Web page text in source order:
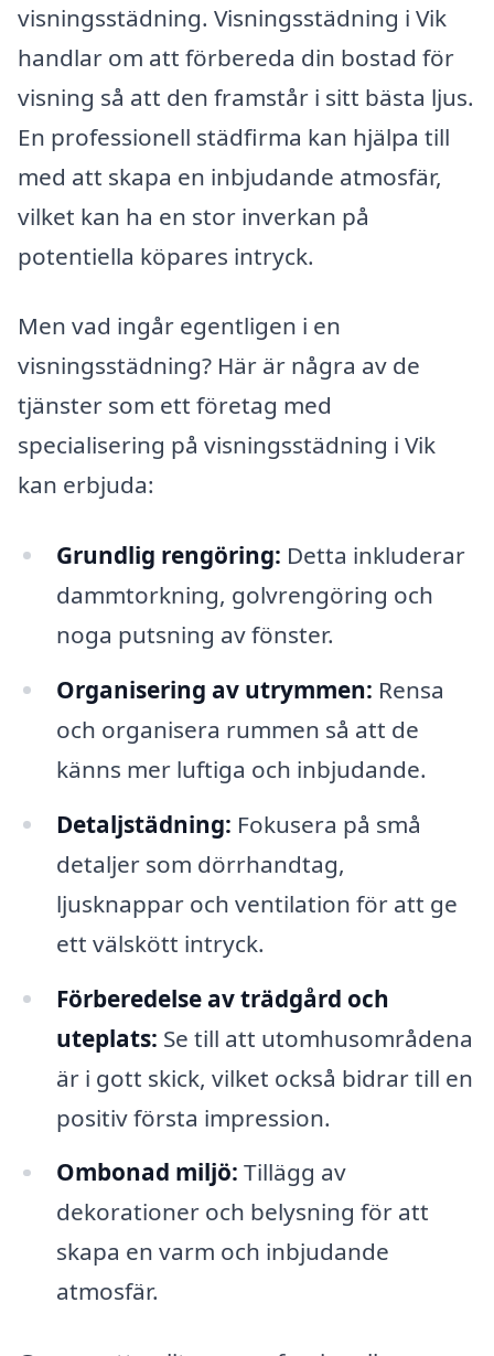
visningsstädning. Visningsstädning i Vik
handlar om att förbereda din bostad för
visning så att den framstår i sitt bästa ljus.
En professionell städfirma kan hjälpa till
med att skapa en inbjudande atmosfär,
vilket kan ha en stor inverkan på
potentiella köpares intryck.
Men vad ingår egentligen i en
visningsstädning? Här är några av de
tjänster som ett företag med
specialisering på visningsstädning i Vik
kan erbjuda:
Grundlig rengöring: Detta inkluderar
dammtorkning, golvrengöring och
noga putsning av fönster.
Organisering av utrymmen: Rensa
och organisera rummen så att de
känns mer luftiga och inbjudande.
Detaljstädning: Fokusera på små
detaljer som dörrhandtag,
ljusknappar och ventilation för att ge
ett välskött intryck.
Förberedelse av trädgård och
uteplats: Se till att utomhusområdena
är i gott skick, vilket också bidrar till en
positiv första impression.
Ombonad miljö: Tillägg av
dekorationer och belysning för att
skapa en varm och inbjudande
atmosfär.